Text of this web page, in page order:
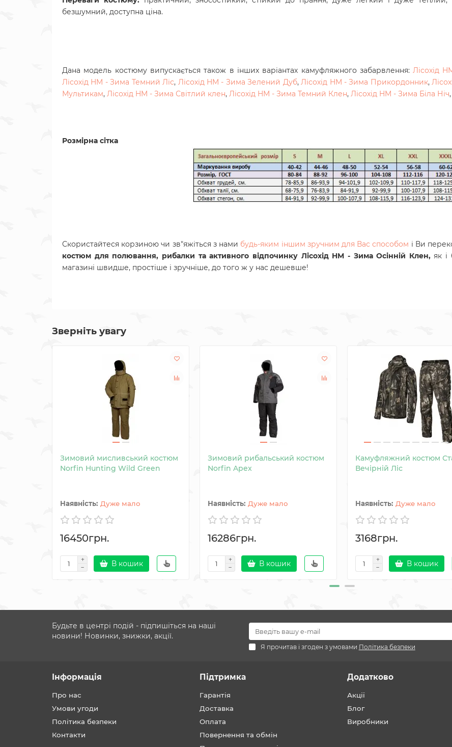
безшумний, доступна ціна.
Дана модель костюму випускається також в інших варіантах камуфляжного забарвлення:Лісохід
Лісохід HM - Зима Темний Ліс, Лісохід HM - Зима Зелений Дуб,Лісохід HM - Зима Прикордонник,
Мультикам, Лісохід HM - Зима Світлий клен, Лісохід HM - Зима Темний Клен, Лісохід HM - Зима Біла Ніч,
Розмірна сітка
Скористайтеся корзиною чи зв"яжіться з нами будь-яким іншим зручним для Вас способом і Ви
костюм для полювання, рибалки та активного відпочинку Лісохід HM - Зима Осінній Клен,як і
магазині швидше, простіше і зручніше, до того ж у нас дешевше!
Зверніть увагу
Зимовий мисливський костюм
Norfin Hunting Wild Green
Дуже мало
16450грн.
В кошик
Зимовий рибальський костюм
Norfin Apex
Дуже мало
16286грн.
В кошик
Камуфляжний костюм
Вечірній Ліс
Дуже мало
3168грн.
В кошик
Будьте в центрі подій - підпишіться на наші
новини! Новинки, знижки, акції.
Я прочитав і згоден з умовами Політика безпеки
Інформація
Про нас
Умови угоди
Політика безпеки
Контакти
Підтримка
Гарантія
Доставка
Оплата
Повернення та обмін
Додатково
Акції
Блог
Виробники